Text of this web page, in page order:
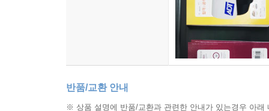
반품/교환 안내
※ 상품 설명에 반품/교환과 관련한 안내가 있는경우 아